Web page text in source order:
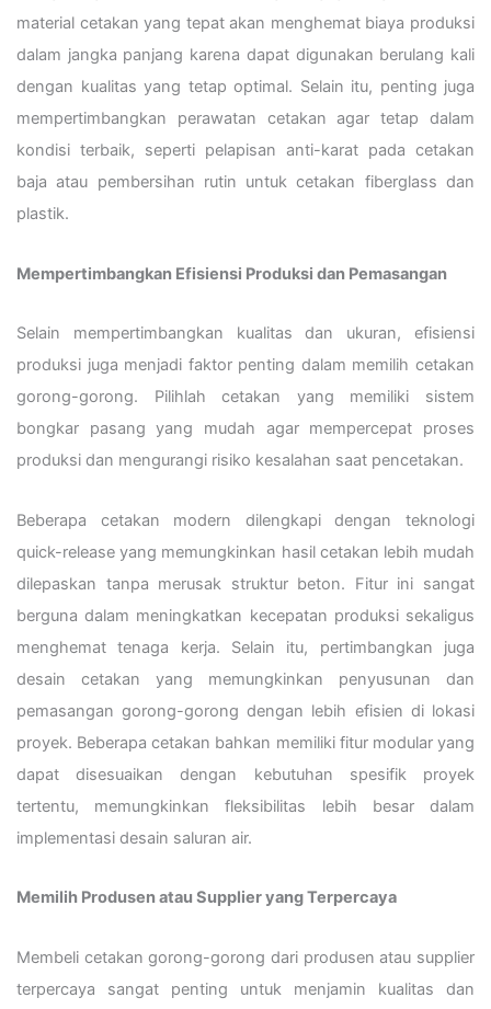
material cetakan yang tepat akan menghemat biaya produksi
dalam jangka panjang karena dapat digunakan berulang kali
dengan kualitas yang tetap optimal. Selain itu, penting juga
mempertimbangkan perawatan cetakan agar tetap dalam
kondisi terbaik, seperti pelapisan anti-karat pada cetakan
baja atau pembersihan rutin untuk cetakan fiberglass dan
plastik.
Mempertimbangkan Efisiensi Produksi dan Pemasangan
Selain mempertimbangkan kualitas dan ukuran, efisiensi
produksi juga menjadi faktor penting dalam memilih cetakan
gorong-gorong. Pilihlah cetakan yang memiliki sistem
bongkar pasang yang mudah agar mempercepat proses
produksi dan mengurangi risiko kesalahan saat pencetakan.
Beberapa cetakan modern dilengkapi dengan teknologi
quick-release yang memungkinkan hasil cetakan lebih mudah
dilepaskan tanpa merusak struktur beton. Fitur ini sangat
berguna dalam meningkatkan kecepatan produksi sekaligus
menghemat tenaga kerja. Selain itu, pertimbangkan juga
desain cetakan yang memungkinkan penyusunan dan
pemasangan gorong-gorong dengan lebih efisien di lokasi
proyek. Beberapa cetakan bahkan memiliki fitur modular yang
dapat disesuaikan dengan kebutuhan spesifik proyek
tertentu, memungkinkan fleksibilitas lebih besar dalam
implementasi desain saluran air.
Memilih Produsen atau Supplier yang Terpercaya
Membeli cetakan gorong-gorong dari produsen atau supplier
terpercaya sangat penting untuk menjamin kualitas dan